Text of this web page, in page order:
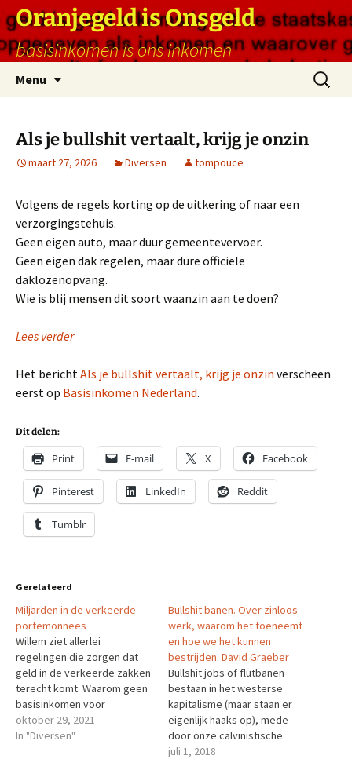
naar
de
inhoud
Oranjegeld is Onsgeld
basisinkomen is ons inkomen
Menu
Zoeken
naar:
Als je bullshit vertaalt, krijg je onzin
maart 27, 2026 Diversen tompouce
Volgens de regels korting op de uitkering of naar een
verzorgingstehuis.
Geen eigen auto, maar duur gemeentevervoer.
Geen eigen dak regelen, maar dure officiële
daklozenopvang.
Wie is blij mensen dit soort waanzin aan te doen?
Lees verder
Het berichtAls je bullshit vertaalt, krijg je onzin verscheen
eerst op Basisinkomen Nederland.
Dit delen:
Print E-mail X Facebook
Pinterest LinkedIn Reddit
Tumblr
Gerelateerd
Miljarden in de verkeerde
portemonnees
Willem ziet allerlei
regelingen die zorgen dat
geld in de verkeerde zakken
terecht komt. Waarom geen
basisinkomen voor
iedereen? Laten we een
eerste stap zetten door het
oktober 29, 2021
In "Diversen"
Bullshit banen. Over zinloos
werk, waarom het toeneemt
en hoe we het kunnen
bestrijden. David Graeber
Bullshit jobs of flutbanen
bestaan in het westerse
kapitalisme (maar staan er
eigenlijk haaks op), mede
door onze calvinistische
overtuiging dat werkloos zijn
juli 1, 2018